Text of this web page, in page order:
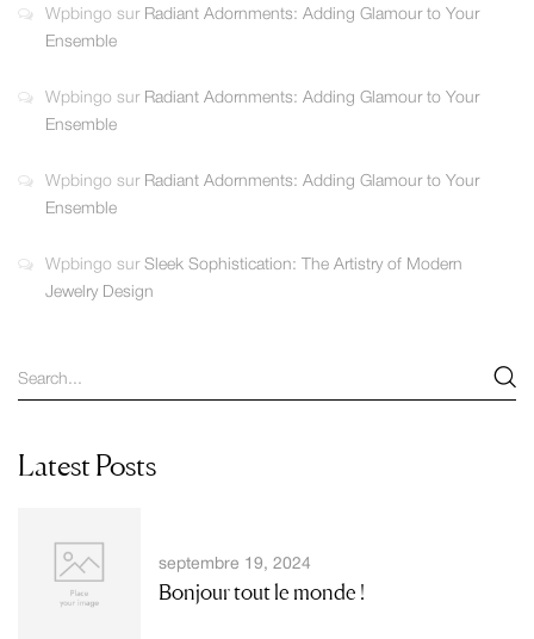
Wpbingo sur Radiant Adornments: Adding Glamour to Your
Ensemble
Wpbingo sur Radiant Adornments: Adding Glamour to Your
Ensemble
Wpbingo sur Radiant Adornments: Adding Glamour to Your
Ensemble
Wpbingo sur Sleek Sophistication: The Artistry of Modern
Jewelry Design
Latest Posts
septembre 19, 2024
Bonjour tout le monde !